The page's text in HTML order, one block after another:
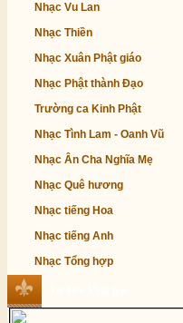
Nhạc Vu Lan
Nhạc Thiền
Nhạc Xuân Phật giáo
Nhạc Phật thành Đạo
Trường ca Kinh Phật
Nhạc Tình Lam - Oanh Vũ
Nhạc Ân Cha Nghĩa Mẹ
Nhạc Quê hương
Nhạc tiếng Hoa
Nhạc tiếng Anh
Nhạc Tổng hợp